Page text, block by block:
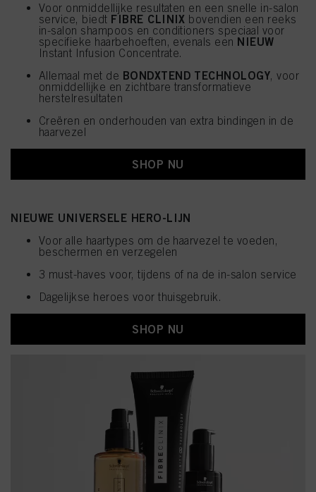
Voor onmiddellijke resultaten en een snelle in-salon
service, biedt FIBRE CLINIX bovendien een reeks
in-salon shampoos en conditioners speciaal voor
specifieke haarbehoeften, evenals een NIEUW
Instant Infusion Concentrate.
Allemaal met de BONDXTEND TECHNOLOGY , voor
onmiddellijke en zichtbare transformatieve
herstelresultaten
Creëren en onderhouden van extra bindingen in de
haarvezel
SHOP NU
NIEUWE UNIVERSELE HERO-LIJN
Voor alle haartypes om de haarvezel te voeden,
beschermen en verzegelen
3 must-haves voor, tijdens of na de in-salon service
Dagelijkse heroes voor thuisgebruik.
SHOP NU